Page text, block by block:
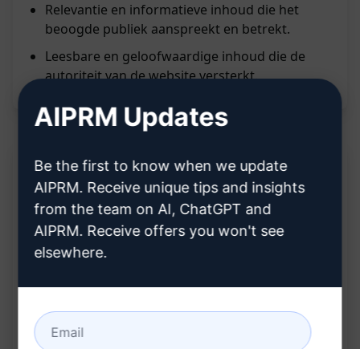
Relevantie en informatieve inhoud die het
beoogde publiek aanspreekt en betrekt.
Leesbare en geloofwaardige inhoud die de
autoriteit van de website versterkt.
Beschrijving:
ChatGPT: De Beste SEO
Geoptimaliseerde Artikel Schrijver
Wil jij jouw online zichtbaarheid vergroten en
meer verkeer naar je website trekken? Met deze
AIPRM Updates
Be the first to know when we update
AIPRM. Receive unique tips and insights
from the team on AI, ChatGPT and
AIPRM. Receive offers you won't see
elsewhere.